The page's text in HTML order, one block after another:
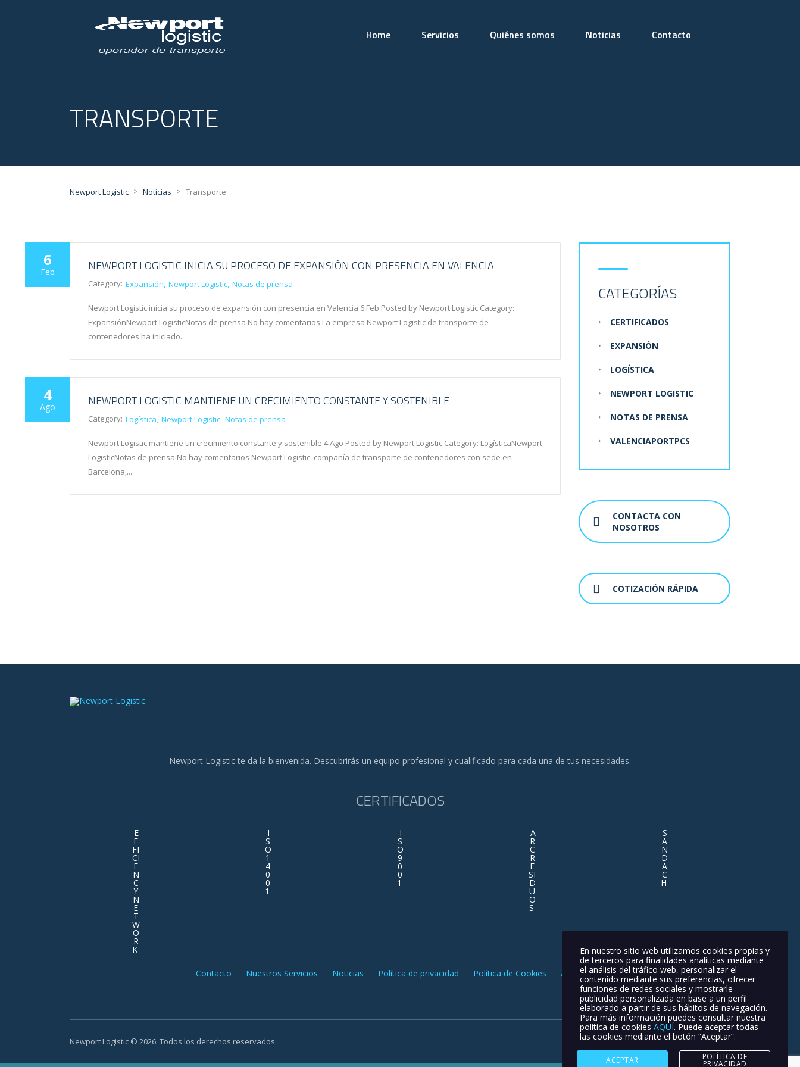
Home Servicios Quiénes somos Noticias Contacto
TRANSPORTE
Newport Logistic > Noticias > Transporte
6
Feb NEWPORT LOGISTIC INICIA SU PROCESO DE EXPANSIÓN CON PRESENCIA EN VALENCIA
Category: Expansión Newport Logistic Notas de prensa
Newport Logistic inicia su proceso de expansión con presencia en Valencia 6 Feb Posted by Newport Logistic Category:
ExpansiónNewport LogisticNotas de prensa No hay comentarios La empresa Newport Logistic de transporte de
contenedores ha iniciado...
4
Ago NEWPORT LOGISTIC MANTIENE UN CRECIMIENTO CONSTANTE Y SOSTENIBLE
Category: Logística Newport Logistic Notas de prensa
Newport Logistic mantiene un crecimiento constante y sostenible 4 Ago Posted by Newport Logistic Category: LogísticaNewport
LogisticNotas de prensa No hay comentarios Newport Logistic, compañía de transporte de contenedores con sede en
Barcelona,...
CATEGORÍAS
CERTIFICADOS
EXPANSIÓN
LOGÍSTICA
NEWPORT LOGISTIC
NOTAS DE PRENSA
VALENCIAPORTPCS
CONTACTA CON
NOSOTROS
COTIZACIÓN RÁPIDA
Newport Logistic te da la bienvenida. Descubrirás un equipo profesional y cualificado para cada una de tus necesidades.
CERTIFICADOS
E
F
FI
CI
E
N
C
Y
N
E
T
W
O
R
K
I
S
O
1
4
0
0
1
I
S
O
9
0
0
1
A
R
C
R
E
SI
D
U
O
S
S
A
N
D
A
C
H
Contacto Nuestros Servicios Noticias Política de privacidad Política de Cookies Aviso Legal
Newport Logistic © 2026. Todos los derechos reservados.
En nuestro sitio web utilizamos cookies propias y
de terceros para finalidades analíticas mediante
el análisis del tráfico web, personalizar el
contenido mediante sus preferencias, ofrecer
funciones de redes sociales y mostrarle
publicidad personalizada en base a un perfil
elaborado a partir de sus hábitos de navegación.
Para más información puedes consultar nuestra
política de cookies AQUÍ. Puede aceptar todas
las cookies mediante el botón “Aceptar”.
ACEPTAR POLÍTICA DE
PRIVACIDAD